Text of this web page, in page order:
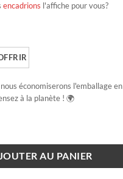
encadrions l'affiche pour vous?
économiserons l'emballage
à la planète ! 🌍
AU PANIER